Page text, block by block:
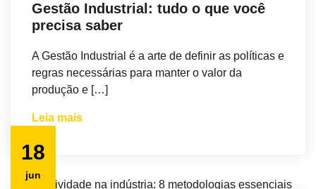
Gestão Industrial: tudo o que você
precisa saber
A Gestão Industrial é a arte de definir as políticas e
regras necessárias para manter o valor da
produção e […]
Leia mais
18
jun